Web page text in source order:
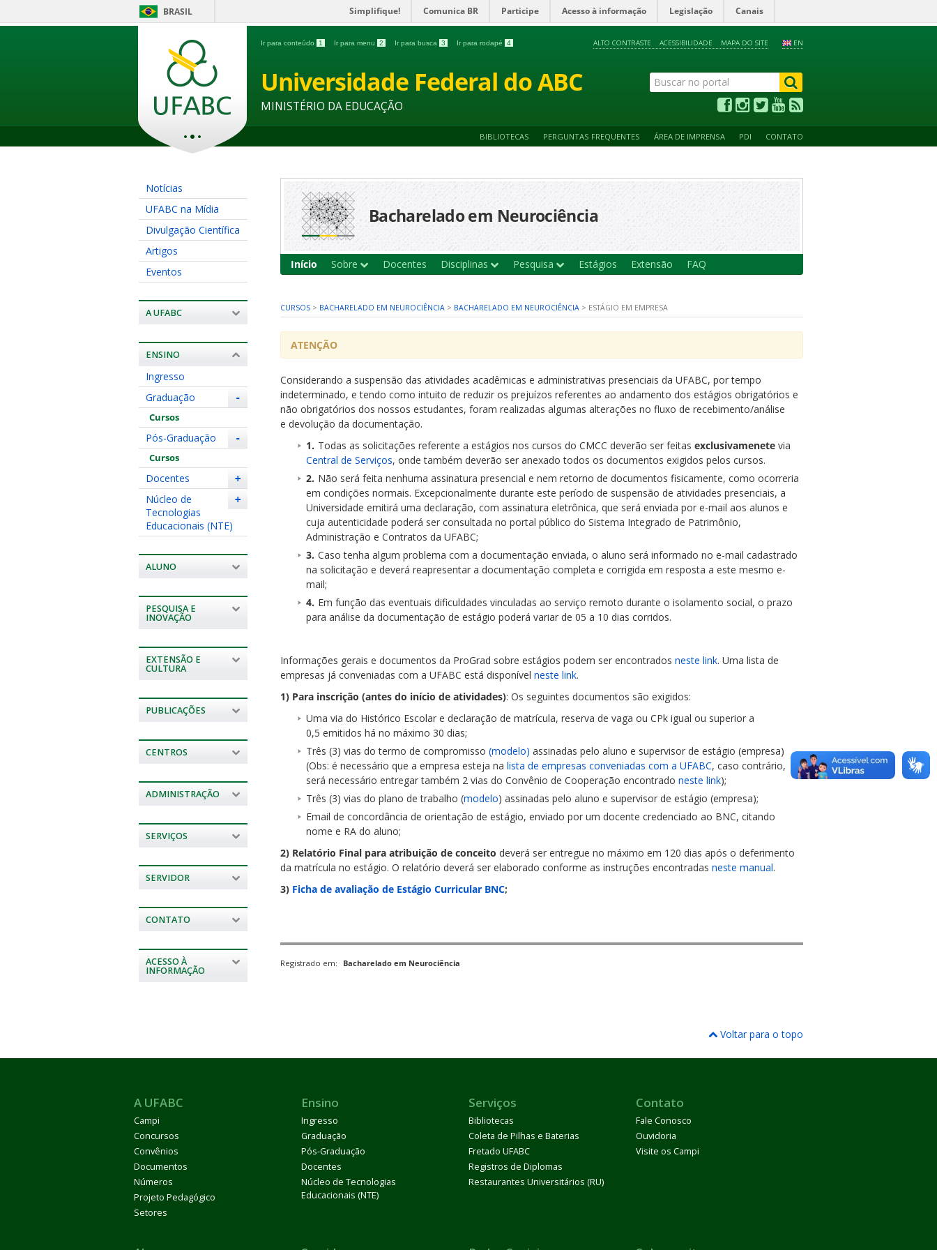
BRASIL Simplifique! Comunica BR Participe Acesso à informação Legislação Canais
Ir para conteúdo 1 Ir para menu 2 Ir para busca 3 Ir para rodapé 4 EN
ALTO CONTRASTE ACESSIBILIDADE MAPA DO SITE
Universidade Federal do ABC
MINISTÉRIO DA EDUCAÇÃO
BIBLIOTECAS PERGUNTAS FREQUENTES ÁREA DE IMPRENSA PDI CONTATO
Notícias
UFABC na Mídia
Divulgação Científica
Artigos
Eventos
A UFABC
ENSINO
Ingresso
-
Graduação
Cursos
-
Pós-Graduação
Cursos
+
Docentes
+
Núcleo de
Tecnologias
Educacionais (NTE)
ALUNO
PESQUISA E
INOVAÇÃO
EXTENSÃO E
CULTURA
PUBLICAÇÕES
CENTROS
ADMINISTRAÇÃO
SERVIÇOS
SERVIDOR
CONTATO
ACESSO À
INFORMAÇÃO
Bacharelado em Neurociência
Início Sobre Docentes Disciplinas Pesquisa Estágios Extensão FAQ
CURSOS > BACHARELADO EM NEUROCIÊNCIA > BACHARELADO EM NEUROCIÊNCIA > ESTÁGIO EM EMPRESA
ATENÇÃO
Considerando a suspensão das atividades acadêmicas e administrativas presenciais da UFABC, por tempo
indeterminado, e tendo como intuito de reduzir os prejuízos referentes ao andamento dos estágios obrigatórios e
não obrigatórios dos nossos estudantes, foram realizadas algumas alterações no fluxo de recebimento/análise
e devolução da documentação.
Todas as solicitações referente a estágios nos cursos do CMCC deverão ser feitas exclusivamenete via
Central de Serviços, onde também deverão ser anexado todos os documentos exigidos pelos cursos.
Não será feita nenhuma assinatura presencial e nem retorno de documentos fisicamente, como ocorreria
em condições normais. Excepcionalmente durante este período de suspensão de atividades presenciais, a
Universidade emitirá uma declaração, com assinatura eletrônica, que será enviada por e-mail aos alunos e
cuja autenticidade poderá ser consultada no portal público do Sistema Integrado de Patrimônio,
Administração e Contratos da UFABC;
Caso tenha algum problema com a documentação enviada, o aluno será informado no e-mail cadastrado
na solicitação e deverá reapresentar a documentação completa e corrigida em resposta a este mesmo e-
mail;
Em função das eventuais dificuldades vinculadas ao serviço remoto durante o isolamento social, o prazo
para análise da documentação de estágio poderá variar de 05 a 10 dias corridos.
Informações gerais e documentos da ProGrad sobre estágios podem ser encontrados neste link. Uma lista de
empresas já conveniadas com a UFABC está disponível neste link.
1) Para inscrição (antes do início de atividades): Os seguintes documentos são exigidos:
Uma via do Histórico Escolar e declaração de matrícula, reserva de vaga ou CPk igual ou superior a
0,5 emitidos há no máximo 30 dias;
Três (3) vias do termo de compromisso (modelo) assinadas pelo aluno e supervisor de estágio (empresa)
(Obs: é necessário que a empresa esteja na lista de empresas conveniadas com a UFABC, caso contrário,
será necessário entregar também 2 vias do Convênio de Cooperação encontrado neste link);
Três (3) vias do plano de trabalho (modelo) assinadas pelo aluno e supervisor de estágio (empresa);
Email de concordância de orientação de estágio, enviado por um docente credenciado ao BNC, citando
nome e RA do aluno;
2) Relatório Final para atribuição de conceito deverá ser entregue no máximo em 120 dias após o deferimento
da matrícula no estágio. O relatório deverá ser elaborado conforme as instruções encontradas neste manual.
3) Ficha de avaliação de Estágio Curricular BNC;
Registrado em: Bacharelado em Neurociência
Voltar para o topo
A UFABC
Campi
Concursos
Convênios
Documentos
Números
Projeto Pedagógico
Setores
Ensino
Ingresso
Graduação
Pós-Graduação
Docentes
Núcleo de Tecnologias
Educacionais (NTE)
Serviços
Bibliotecas
Coleta de Pilhas e Baterias
Fretado UFABC
Registros de Diplomas
Restaurantes Universitários (RU)
Contato
Fale Conosco
Ouvidoria
Visite os Campi